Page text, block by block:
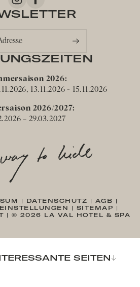
2026:
13.11.2026 - 15.11.2026
2026/2027:
– 29.03.2027
| DATENSCHUTZ | AGB |
| SITEMAP |
| © 2026 LA VAL HOTEL & SPA
SEITEN